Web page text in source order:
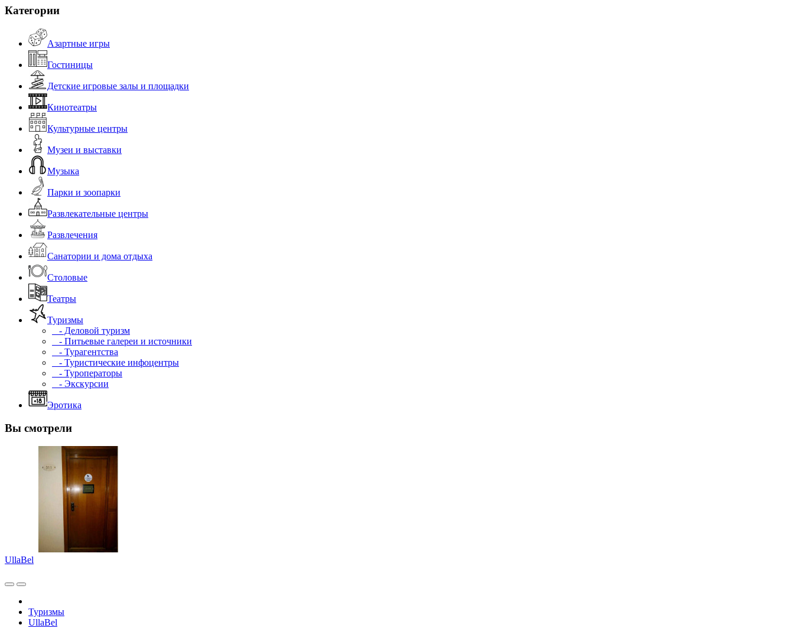
Категории
Азартные игры
Гостиницы
Детские игровые залы и площадки
Кинотеатры
Культурные центры
Музеи и выставки
Музыка
Парки и зоопарки
Развлекательные центры
Развлечения
Санатории и дома отдыха
Столовые
Театры
Туризмы
- Деловой туризм
- Питьевые галереи и источники
- Турагентства
- Туристические инфоцентры
- Туроператоры
- Экскурсии
Эротика
Вы смотрели
UllaBel
Туризмы
UllaBel